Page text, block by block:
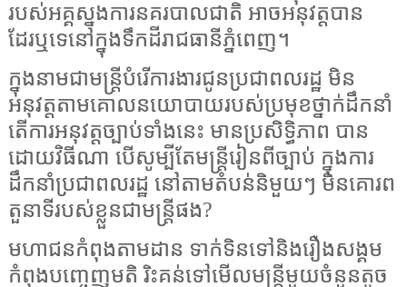
របស់អគ្គស្នងការនគរបាលជាតិ អាចអនុវត្តបាន
ដែរឬទេនៅក្នុងទឹកដីរាជធានីភ្នំពេញ។
ក្នុងនាមជាមន្ត្រីបំរើការងារជូនប្រជាពលរដ្ឋ មិន
អនុវត្តតាមគោលនយោបាយរបស់ប្រមុខថ្នាក់ដឹកនាំ
តើការអនុវត្តច្បាប់ទាំងនេះ មានប្រសិទ្ធិភាព បាន
ដោយវិធីណា បើសូម្បីតែមន្ត្រីរៀនពីច្បាប់ ក្នុងការ
ដឹកនាំប្រជាពលរដ្ឋ នៅតាមតំបន់និមួយៗ មិនគោរព
តួនាទីរបស់ខ្លួនជាមន្ត្រីផង?
មហាជនកំពុងតាមដាន ទាក់ទិនទៅនិងរឿងសង្គម
កំពុងបញ្ចេញមតិ រិះគន់ទៅមើលមន្ត្រីមួយចំនួនតូច